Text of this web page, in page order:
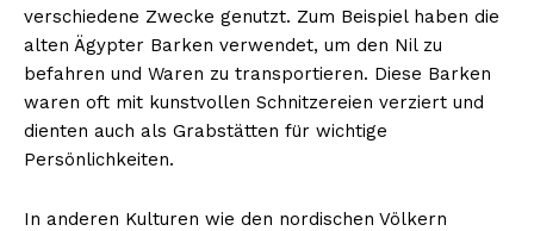
verschiedene Zwecke genutzt. Zum Beispiel haben die
alten Ägypter Barken verwendet, um den Nil zu
befahren und Waren zu transportieren. Diese Barken
waren oft mit kunstvollen Schnitzereien verziert und
dienten auch als Grabstätten für wichtige
Persönlichkeiten.
In anderen Kulturen wie den nordischen Völkern